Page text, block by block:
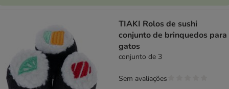
TIAKI Rolos de sushi
conjunto de brinquedos para
gatos
conjunto de 3
Sem avaliações